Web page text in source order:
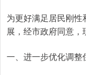
为更好满足居民刚
展，经市政府同意，
一、进一步优化调整